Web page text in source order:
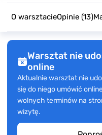
O warsztacieOpinie (13)
Warsztat nie
online
Aktualnie warsztat nie
się do niego umówić
wolnych terminów na
wizytę.